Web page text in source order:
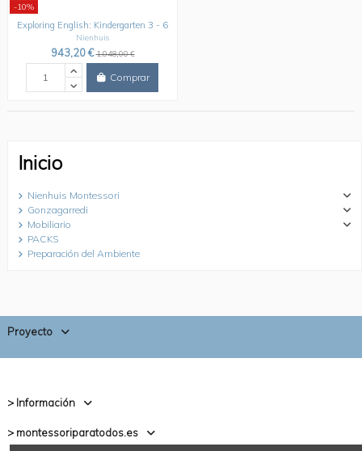
-10%
Exploring English: Kindergarten 3 - 6
Nienhuis
943,20 €1.048,00 €
Comprar
Inicio
Nienhuis Montessori
Gonzagarredi
Mobiliario
PACKS
Preparación del Ambiente
Proyecto
> Información
> montessoriparatodos.es